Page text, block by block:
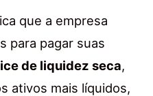
que a empresa
para pagar suas
de liquidez seca,
ativos mais líquidos,